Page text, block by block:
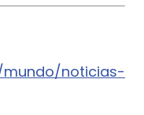
noticias-